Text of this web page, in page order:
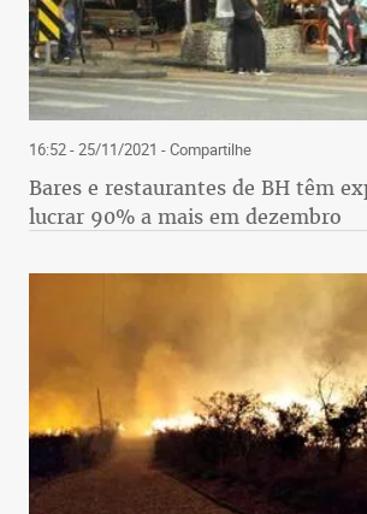
16:52 - 25/11/2021 - Compartilhe
Bares e restaurantes de BH têm
lucrar 90% a mais em dezembro